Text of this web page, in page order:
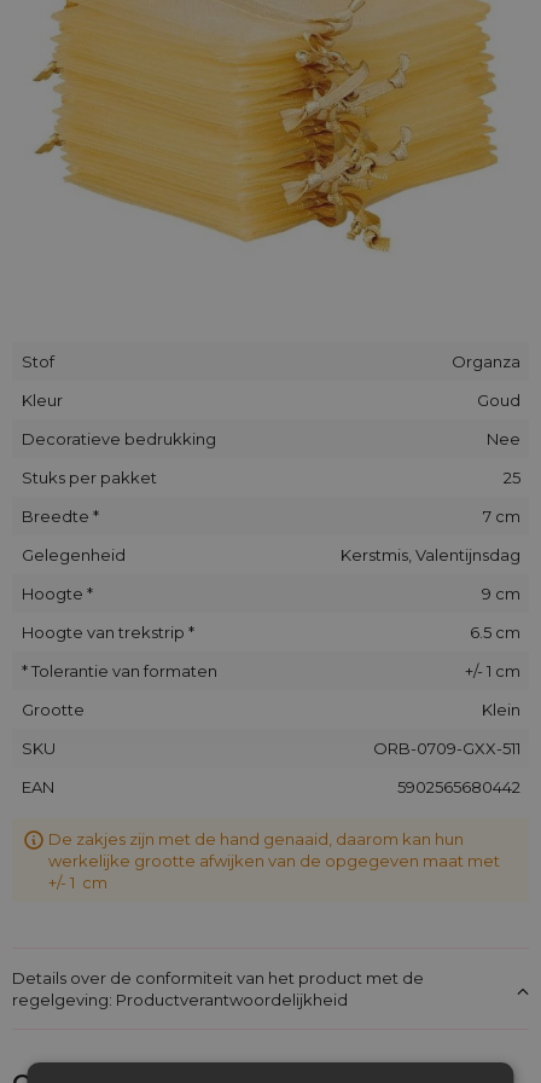
doen.
Stof
Organza
Kleur
Goud
Decoratieve bedrukking
Nee
Stuks per pakket
25
Breedte *
7 cm
Gelegenheid
Kerstmis, Valentijnsdag
Hoogte *
9 cm
Hoogte van trekstrip *
6.5 cm
* Tolerantie van formaten
+/- 1 cm
Grootte
Klein
SKU
ORB-0709-GXX-511
EAN
5902565680442
De zakjes zijn met de hand genaaid, daarom kan hun
werkelijke grootte afwijken van de opgegeven maat met
+/- 1 cm
Details over de conformiteit van het product met de
regelgeving: Productverantwoordelijkheid